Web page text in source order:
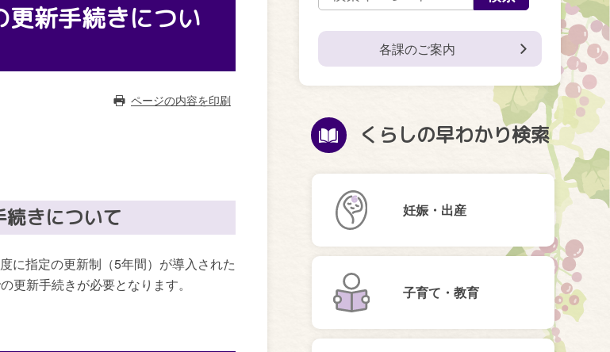
新手続きについ
ページの内容を印刷
きについて
に指定の更新制（5年間）が導入された
更新手続きが必要となります。
各課のご案内
くらしの早わかり検索
妊娠・出産
子育て・教育